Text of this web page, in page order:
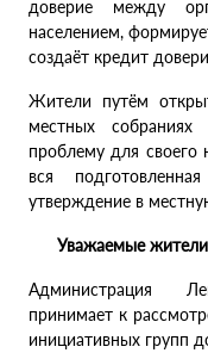
доверие между
населением,
создаёт кредит
Жители путём
местных
проблему для своего
вся
утверждение в
Уважаемые жители
Администрация
принимает к
инициативных групп